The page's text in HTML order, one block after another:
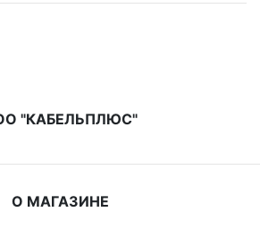
"КАБЕЛЬПЛЮС"
О МАГАЗИНЕ